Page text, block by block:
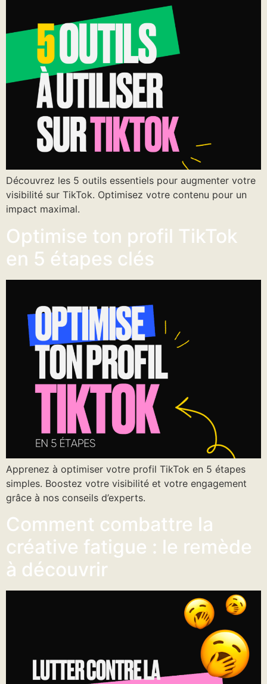
Découvrez les 5 outils essentiels pour augmenter votre
visibilité sur TikTok. Optimisez votre contenu pour un
impact maximal.
Optimise ton profil TikTok
en 5 étapes clés
Apprenez à optimiser votre profil TikTok en 5 étapes
simples. Boostez votre visibilité et votre engagement
grâce à nos conseils d’experts.
Comment combattre la
créative fatigue : le remède
à découvrir